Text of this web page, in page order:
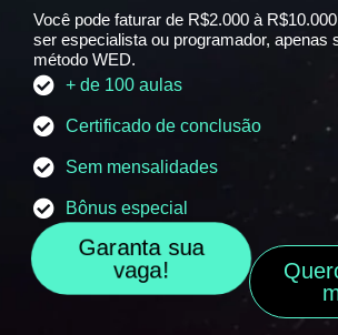
Você pode faturar de R$2.000 à
ser especialista ou programador, apenas
método WED.
+ de 100 aulas
Certificado de conclusão
Sem mensalidades
Bônus especial
Garanta sua
vaga!